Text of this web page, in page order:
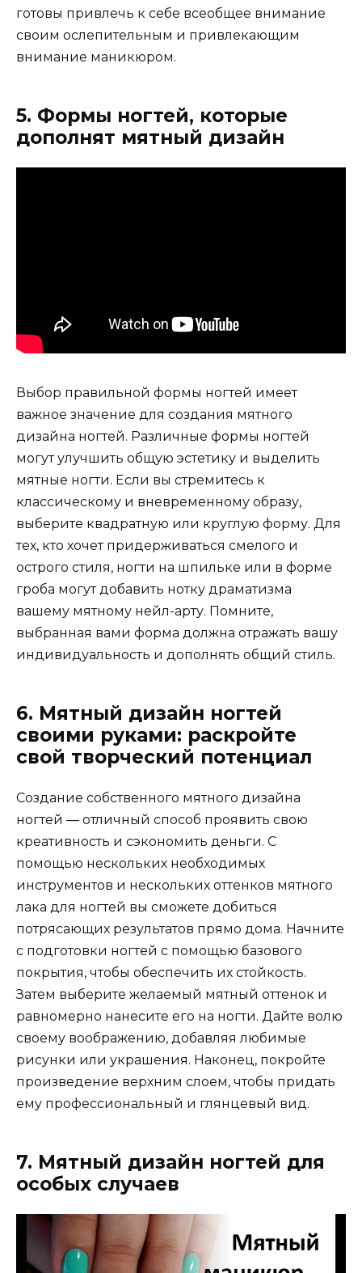
готовы привлечь к себе всеобщее внимание
своим ослепительным и привлекающим
внимание маникюром.
5. Формы ногтей, которые
дополнят мятный дизайн
Выбор правильной формы ногтей имеет
важное значение для создания мятного
дизайна ногтей. Различные формы ногтей
могут улучшить общую эстетику и выделить
мятные ногти. Если вы стремитесь к
классическому и вневременному образу,
выберите квадратную или круглую форму. Для
тех, кто хочет придерживаться смелого и
острого стиля, ногти на шпильке или в форме
гроба могут добавить нотку драматизма
вашему мятному нейл-арту. Помните,
выбранная вами форма должна отражать вашу
индивидуальность и дополнять общий стиль.
6. Мятный дизайн ногтей
своими руками: раскройте
свой творческий потенциал
Создание собственного мятного дизайна
ногтей — отличный способ проявить свою
креативность и сэкономить деньги. С
помощью нескольких необходимых
инструментов и нескольких оттенков мятного
лака для ногтей вы сможете добиться
потрясающих результатов прямо дома. Начните
с подготовки ногтей с помощью базового
покрытия, чтобы обеспечить их стойкость.
Затем выберите желаемый мятный оттенок и
равномерно нанесите его на ногти. Дайте волю
своему воображению, добавляя любимые
рисунки или украшения. Наконец, покройте
произведение верхним слоем, чтобы придать
ему профессиональный и глянцевый вид.
7. Мятный дизайн ногтей для
особых случаев